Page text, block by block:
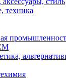
техника